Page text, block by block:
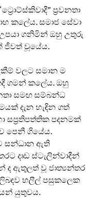
ප්‍රවනතා
කලේය. සමාජ සේවා
ගනිමින් ඔහු උතුරු
ජීවත් වූයේය.
වලට සමාන ම
ගමන් කලේය. ඔහු
සමඟ සම්බන්ධ
දැන හැඳින ගත්
සප්‍රතිපත්තික පදනමක්
පෙනී ගියේය.
සන්ධාන ඇති
දෘඩ ස්ටැලින්වාදීන්
ද ඇතුලත් වූ ජාත්‍යන්තර
හලීල් පසුකලෙක
යුතුවය.